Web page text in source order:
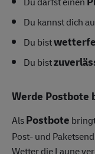
Du kannst dich
Du bist
Du bist
Werde Postbote
AlsPostbote
Post- und
Wetter die Laune